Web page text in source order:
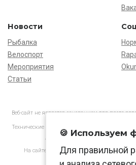
Новости
Рыбалка
Велоспорт
Мероприятия
Статьи
Веб-сайт не является основанием для
Технические характеристики товаров могут
АО «Нормарк» ИНН 7728172512
На сайте применяютсярекомендательные
🍪 Используем
Для правильной